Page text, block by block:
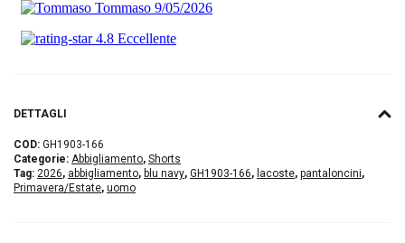
DETTAGLI
COD: GH1903-166
Categorie: Abbigliamento, Shorts
Tag: 2026, abbigliamento, blu navy, GH1903-166, lacoste, pantaloncini,
Primavera/Estate, uomo